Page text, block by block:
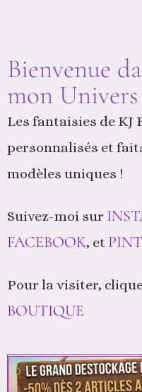
Bienvenue
mon
Les fantaisies de KJ
personnalisés et
modèles uniques !
Suivez-moi sur
FACEBOOK, et
Pour la visiter,
BOUTIQUE